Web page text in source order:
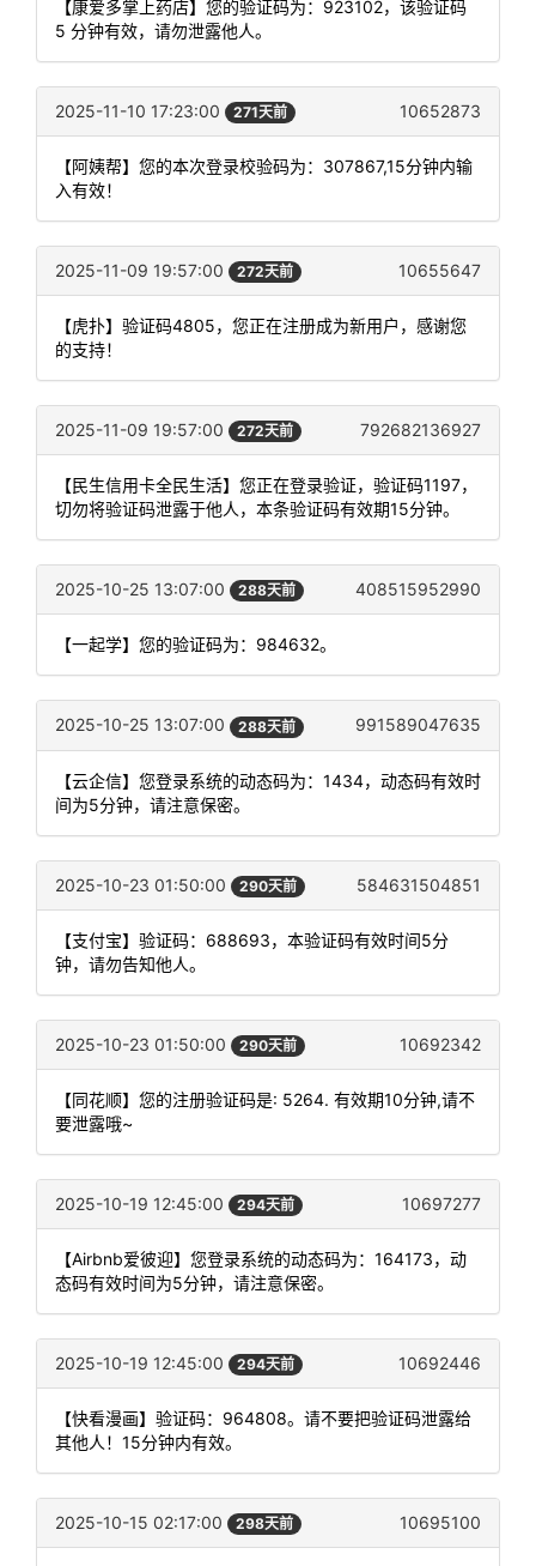
【康爱多掌上药店】您的验证码为：923102，该验证码
5 分钟有效，请勿泄露他人。
2025-11-10 17:23:00 271天前 10652873
【阿姨帮】您的本次登录校验码为：307867,15分钟内输
入有效！
2025-11-09 19:57:00 272天前 10655647
【虎扑】验证码4805，您正在注册成为新用户，感谢您
的支持！
2025-11-09 19:57:00 272天前 792682136927
【民生信用卡全民生活】您正在登录验证，验证码1197，
切勿将验证码泄露于他人，本条验证码有效期15分钟。
2025-10-25 13:07:00 288天前 408515952990
【一起学】您的验证码为：984632。
2025-10-25 13:07:00 288天前 991589047635
【云企信】您登录系统的动态码为：1434，动态码有效时
间为5分钟，请注意保密。
2025-10-23 01:50:00 290天前 584631504851
【支付宝】验证码：688693，本验证码有效时间5分
钟，请勿告知他人。
2025-10-23 01:50:00 290天前 10692342
【同花顺】您的注册验证码是: 5264. 有效期10分钟,请不
要泄露哦~
2025-10-19 12:45:00 294天前 10697277
【Airbnb爱彼迎】您登录系统的动态码为：164173，动
态码有效时间为5分钟，请注意保密。
2025-10-19 12:45:00 294天前 10692446
【快看漫画】验证码：964808。请不要把验证码泄露给
其他人！15分钟内有效。
2025-10-15 02:17:00 298天前 10695100